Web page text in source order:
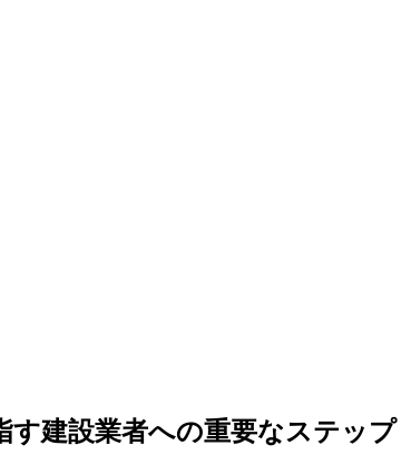
す建設業者への重要なステップ